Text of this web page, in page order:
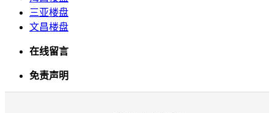
三亚楼盘
文昌楼盘
在线留言
免责声明